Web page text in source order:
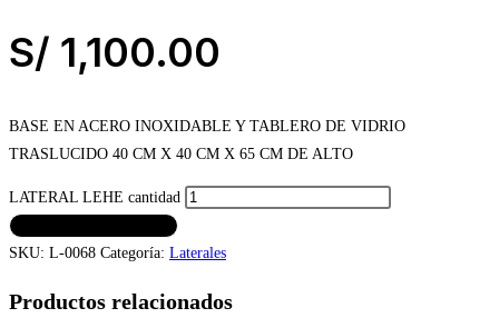
S/ 1,100.00
BASE EN ACERO INOXIDABLE Y TABLERO DE VIDRIO
TRASLUCIDO 40 CM X 40 CM X 65 CM DE ALTO
LATERAL LEHE cantidad
SKU: L-0068 Categoría: Laterales
Productos relacionados